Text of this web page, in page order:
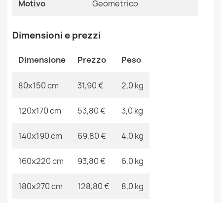
Tappeto SANTO SISAL 0989 geometrica grigio
31,90 €
Ean13 2000000116747
Motivo Geometrico
Dimensioni e prezzi
Dimensione Prezzo Peso
80x150 cm 31,90 € 2,0 kg
120x170 cm 53,80 € 3,0 kg
140x190 cm 69,80 € 4,0 kg
160x220 cm 93,80 € 6,0 kg
180x270 cm 128,80 € 8,0 kg